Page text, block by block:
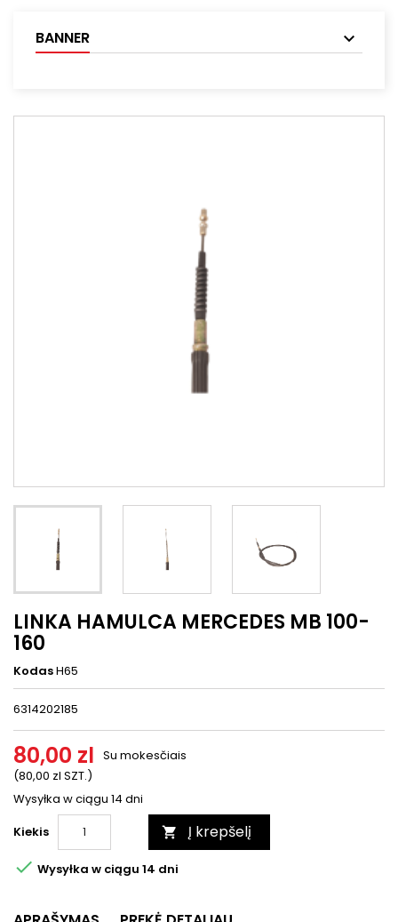
BANNER
LINKA HAMULCA MERCEDES MB 100-
160
KodasH65
6314202185
80,00 zl
(80,00 zl SZT.)
Su mokesčiais
Wysyłka w ciągu 14 dni
Kiekis
 Į krepšelį
 Wysyłka w ciągu 14 dni